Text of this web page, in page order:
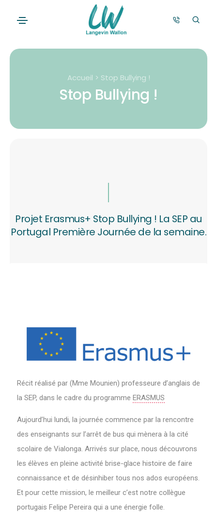
Accueil > Stop Bullying !
Stop Bullying !
Projet Erasmus+ Stop Bullying ! La SEP au
Portugal Première Journée de la semaine.
Récit réalisé par (Mme Mounien) professeure d’anglais de
la SEP, dans le cadre du programme ERASMUS
Aujourd’hui lundi, la journée commence par la rencontre
des enseignants sur l’arrêt de bus qui mènera à la cité
scolaire de Vialonga. Arrivés sur place, nous découvrons
les élèves en pleine activité brise-glace histoire de faire
connaissance et de désinhiber tous nos ados européens.
Et pour cette mission, le meilleur c’est notre collègue
portugais Felipe Pereira qui a une énergie folle.